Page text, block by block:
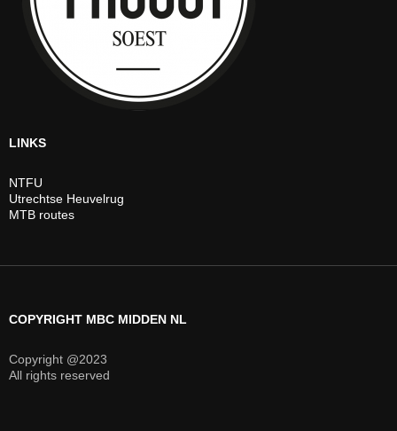
LINKS
NTFU
Utrechtse Heuvelrug
MTB routes
COPYRIGHT MBC MIDDEN NL
Copyright @2023
All rights reserved